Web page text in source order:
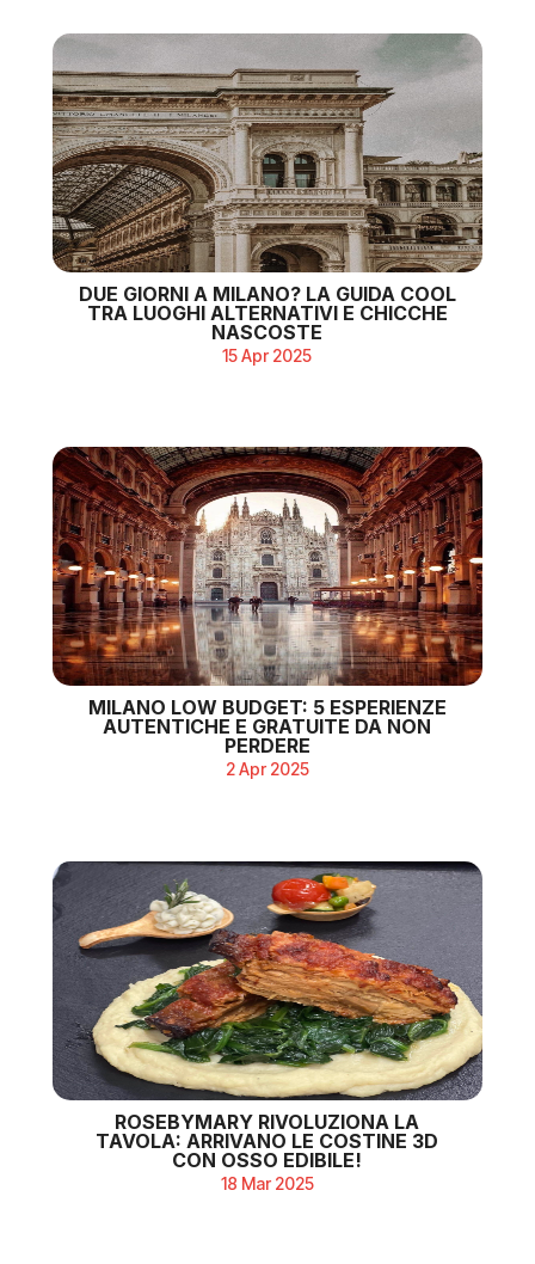
DUE GIORNI A MILANO? LA GUIDA COOL
TRA LUOGHI ALTERNATIVI E CHICCHE
NASCOSTE
15 Apr 2025
MILANO LOW BUDGET: 5 ESPERIENZE
AUTENTICHE E GRATUITE DA NON
PERDERE
2 Apr 2025
ROSEBYMARY RIVOLUZIONA LA
TAVOLA: ARRIVANO LE COSTINE 3D
CON OSSO EDIBILE!
18 Mar 2025